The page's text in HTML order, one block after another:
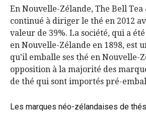
En Nouvelle-Zélande, The Bell Tea
continué à diriger le thé en 2012
valeur de 39%. La société, qui a
en Nouvelle-Zélande en 1898, est
qu’il emballe ses thé en Nouvelle-
opposition à la majorité des
de thé qui sont importés pré-
Les marques néo-zélandaises de thés